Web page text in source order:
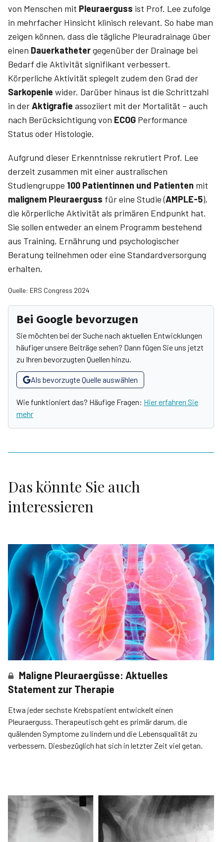
von Menschen mit Pleuraerguss ist Prof. Lee zufolge
in mehrfacher Hinsicht klinisch relevant. So habe man
zeigen können, dass die tägliche Pleuradrainage über
einen Dauerkathetergegenüber der Drainage bei
Bedarf die Aktivität signifikant verbessert.
Körperliche Aktivität spiegelt zudem den Grad der
Sarkopenie wider. Darüber hinaus ist die Schrittzahl
in derAktigrafie assoziiert mit der Mortalität – auch
nach Berücksichtigung von ECOG Performance
Status oder Histologie.
Aufgrund dieser Erkenntnisse rekrutiert Prof. Lee
derzeit zusammen mit einer australischen
Studiengruppe 100 Patientinnen und Patienten mit
malignem Pleuraerguss für eine Studie (AMPLE-5),
die körperliche Aktivität als primären Endpunkt hat.
Sie sollen entweder an einem Programm bestehend
aus Training, Ernährung und psychologischer
Beratung teilnehmen oder eine Standardversorgung
erhalten.
Quelle: ERS Congress 2024
Bei Google bevorzugen
Sie möchten bei der Suche nach aktuellen Entwicklungen
häufiger unsere Beiträge sehen? Dann fügen Sie uns jetzt
zu Ihren bevorzugten Quellen hinzu.
Als bevorzugte Quelle auswählen
Wie funktioniert das? Häufige Fragen: Hier erfahren Sie
mehr
Das könnte Sie auch
interessieren
Maligne Pleuraergüsse: Aktuelles
Statement zur Therapie
Etwa jeder sechste Krebspatient entwickelt einen
Pleuraerguss. Therapeutisch geht es primär darum, die
quälenden Symptome zu lindern und die Lebensqualität zu
verbessern. Diesbezüglich hat sich in letzter Zeit viel getan.